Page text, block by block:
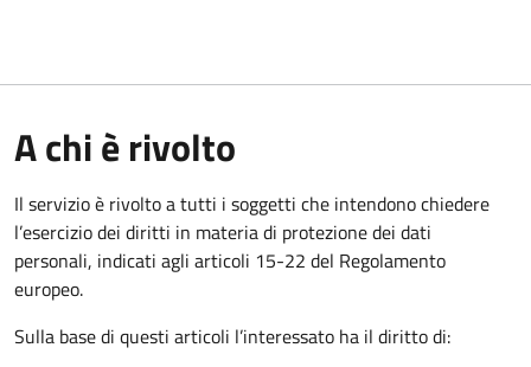
A chi è rivolto
Il servizio è rivolto a tutti i soggetti che intendono chiedere
l’esercizio dei diritti in materia di protezione dei dati
personali, indicati agli articoli 15-22 del Regolamento
europeo.
Sulla base di questi articoli l’interessato ha il diritto di: